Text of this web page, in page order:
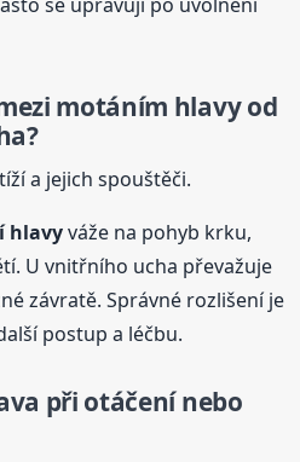
motáním hlavy od
a jejich spouštěči.
hlavyváže na pohyb krku,
U vnitřního ucha převažuje
závratě. Správné rozlišení je
postup a léčbu.
při otáčení nebo